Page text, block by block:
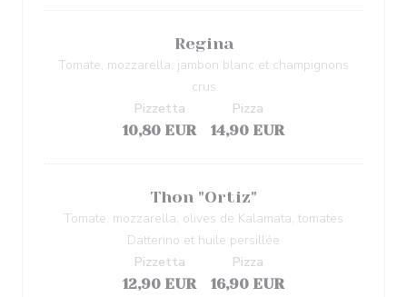
Regina
Tomate, mozzarella, jambon blanc et champignons
crus
10,80 EUR
Pizzetta
14,90 EUR
Pizza
Thon "Ortiz"
Tomate, mozzarella, olives de Kalamata, tomates
Datterino et huile persillée
12,90 EUR
Pizzetta
16,90 EUR
Pizza